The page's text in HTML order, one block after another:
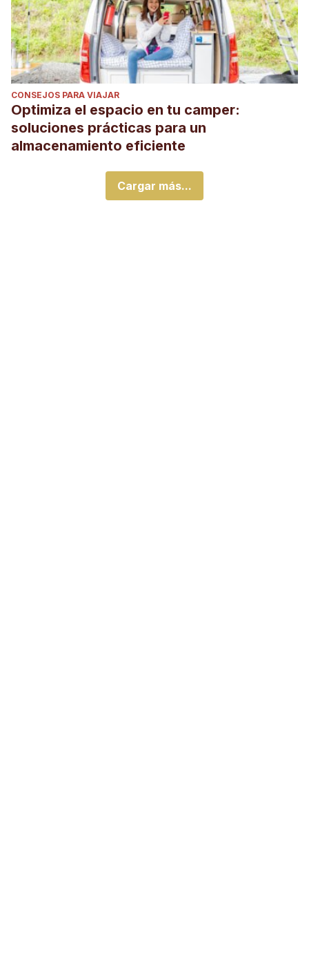
CONSEJOS PARA VIAJAR
Optimiza el espacio en tu camper:
soluciones prácticas para un
almacenamiento eficiente
Cargar más...